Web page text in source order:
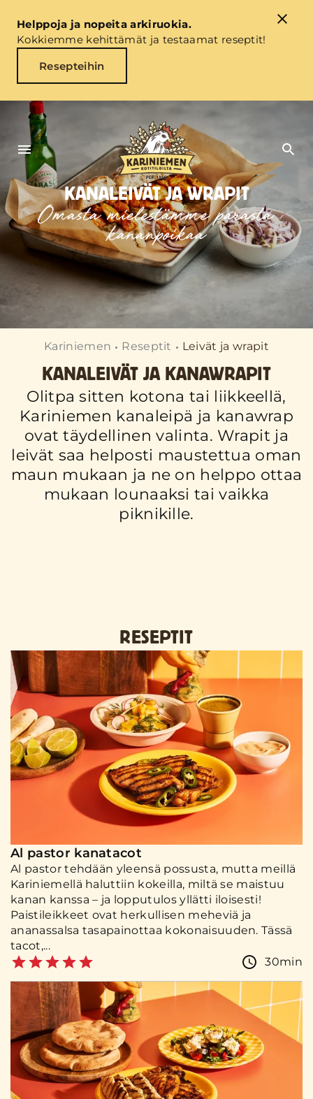
Helppoja ja nopeita arkiruokia.
Kokkiemme kehittämät ja testaamat reseptit!
Resepteihin
KANALEIVÄT JA WRAPIT
Omasta mielestämme parasta
kananpoikaa
Kariniemen Reseptit Leivät ja wrapit
KANALEIVÄT JA KANAWRAPIT
Olitpa sitten kotona tai liikkeellä,
Kariniemen kanaleipä ja kanawrap
ovat täydellinen valinta. Wrapit ja
leivät saa helposti maustettua oman
maun mukaan ja ne on helppo ottaa
mukaan lounaaksi tai vaikka
piknikille.
RESEPTIT
Al pastor kanatacot
Al pastor tehdään yleensä possusta, mutta meillä
Kariniemellä haluttiin kokeilla, miltä se maistuu
kanan kanssa – ja lopputulos yllätti iloisesti!
Paistileikkeet ovat herkullisen meheviä ja
ananassalsa tasapainottaa kokonaisuuden. Tässä
tacot,...
30min